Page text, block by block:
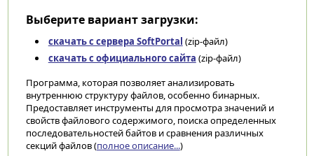
Выберите вариант загрузки:
скачать с сервера SoftPortal (zip-файл)
скачать с официального сайта (zip-файл)
Программа, которая позволяет анализировать
внутреннюю структуру файлов, особенно бинарных.
Предоставляет инструменты для просмотра значений и
свойств файлового содержимого, поиска определенных
последовательностей байтов и сравнения различных
секций файлов (полное описание...)